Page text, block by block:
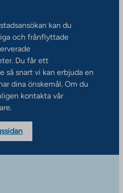
kan du
och frånflyttade
Du får ett
så snart vi kan erbjuda en
dina önskemål. Om du
kontakta vår